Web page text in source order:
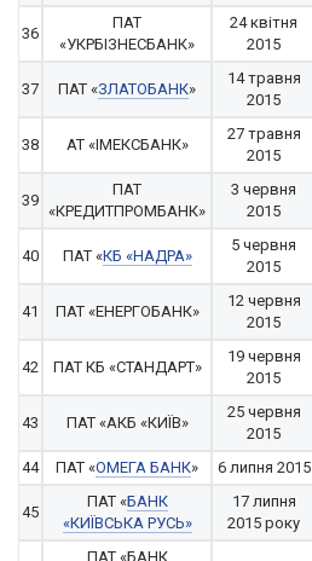
36
ПАТ
«УКРБІЗНЕСБАНК»
24 квітня
2015
37 ПАТ «ЗЛАТОБАНК»
14 травня
2015
38 АТ «ІМЕКСБАНК»
27 травня
2015
39
ПАТ
«КРЕДИТПРОМБАНК»
3 червня
2015
40 ПАТ «КБ «НАДРА»
5 червня
2015
41 ПАТ «ЕНЕРГОБАНК»
12 червня
2015
42 ПАТ КБ «СТАНДАРТ»
19 червня
2015
43 ПАТ «АКБ «КИЇВ»
25 червня
2015
44 ПАТ «ОМЕГА БАНК» 6 липня 2015
45
ПАТ «БАНК
«КИЇВСЬКА РУСЬ»
17 липня
2015 року
ПАТ «БАНК